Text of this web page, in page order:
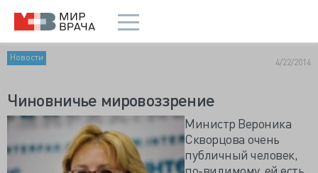
Новости 4/22/2014
Чиновничье мировоззрение
Министр Вероника
Скворцова очень
публичный человек,